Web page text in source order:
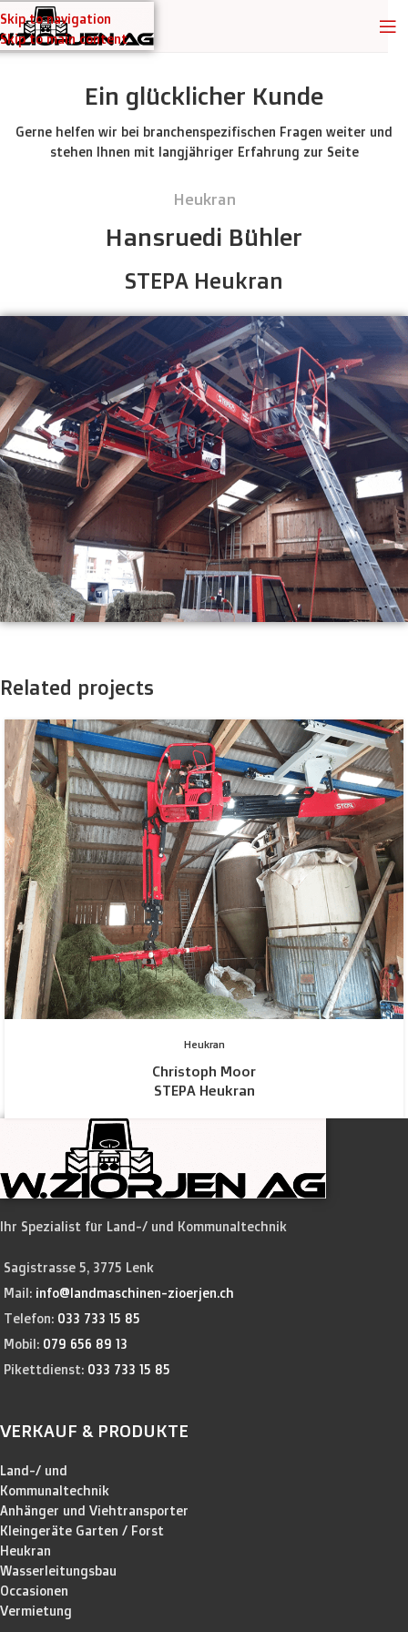
Skip to navigation
Skip to main content
Ein glücklicher Kunde
Gerne helfen wir bei branchenspezifischen Fragen weiter und
stehen Ihnen mit langjähriger Erfahrung zur Seite
Heukran
Hansruedi Bühler
STEPA Heukran
Related projects
Heukran
Christoph Moor
STEPA Heukran
Ihr Spezialist für Land-/ und Kommunaltechnik
Sagistrasse 5, 3775 Lenk
Mail: info@landmaschinen-zioerjen.ch
Telefon: 033 733 15 85
Mobil: 079 656 89 13
Pikettdienst: 033 733 15 85
VERKAUF & PRODUKTE
Land-/ und
Kommunaltechnik
Anhänger und Viehtransporter
Kleingeräte Garten / Forst
Heukran
Wasserleitungsbau
Occasionen
Vermietung